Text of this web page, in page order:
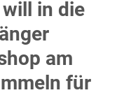
in die
am
für